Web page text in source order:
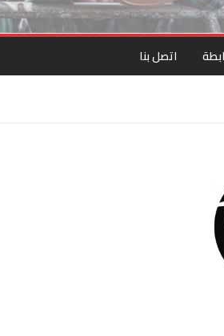
اتصل بنا